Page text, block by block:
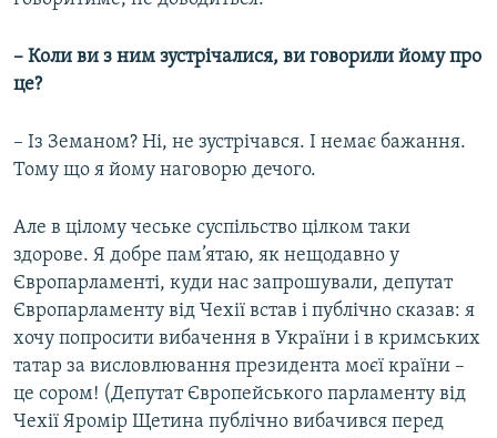
– Коли ви з ним зустрічалися, ви говорили йому про
це?
– Із Земаном? Ні, не зустрічався. І немає бажання.
Тому що я йому наговорю дечого.
Але в цілому чеське суспільство цілком таки
здорове. Я добре пам’ятаю, як нещодавно у
Європарламенті, куди нас запрошували, депутат
Європарламенту від Чехії встав і публічно сказав: я
хочу попросити вибачення в України і в кримських
татар за висловлювання президента моєї країни –
це сором! (Депутат Європейського парламенту від
Чехії Яромір Щетина публічно вибачився перед